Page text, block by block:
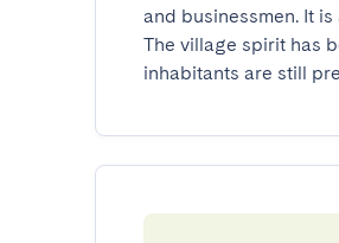
and businessmen. It
The village spirit has
inhabitants are still